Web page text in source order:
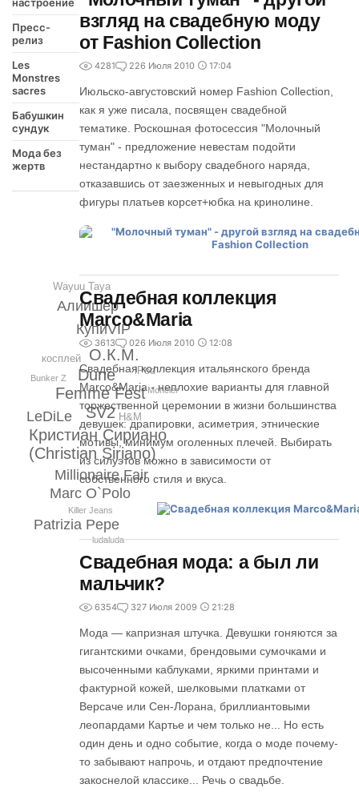
Пресс-
релиз
Les
Monstres
sacres
Бабушкин
сундук
Мода без
жертв
SV2
Кристиан Сириано
(Christian Siriano)
Femme Fest
Dune
О.К.М.
Millionaire Fair
КупиVIP
Marc O`Polo
LeDiLe
Алиишер
Patrizia Pepe
косплей
H&M
iPod
Wayuu Taya
Killer Jeans
Bunker Z
ludaluda
Moncler
взгляд на свадебную моду
от Fashion Collection
4281 226 Июля 2010 17:04
Июльско-августовский номер Fashion Collection,
как я уже писала, посвящен свадебной
тематике. Роскошная фотосессия "Молочный
туман" - предложение невестам подойти
нестандартно к выбору свадебного наряда,
отказавшись от заезженных и невыгодных для
фигуры платьев корсет+юбка на кринолине.
Свадебная коллекция
Marco&Maria
3613 026 Июля 2010 12:08
Свадебная коллекция итальянского бренда
Marco&Maria - неплохие варианты для главной
торжественной церемонии в жизни большинства
девушек: драпировки, асиметрия, этнические
мотивы, минимум оголенных плечей. Выбирать
из силуэтов можно в зависимости от
собственного стиля и вкуса.
Свадебная мода: а был ли
мальчик?
6354 327 Июля 2009 21:28
Мода — капризная штучка. Девушки гоняются за
гигантскими очками, брендовыми сумочками и
высоченными каблуками, яркими принтами и
фактурной кожей, шелковыми платками от
Версаче или Сен-Лорана, бриллиантовыми
леопардами Картье и чем только не... Но есть
один день и одно событие, когда о моде почему-
то забывают напрочь, и отдают предпочтение
закоснелой классике... Речь о свадьбе.